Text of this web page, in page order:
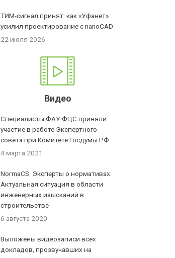
ТИМ-сигнал принят: как «Уфанет»
усилил проектирование с nanoCAD
22 июля 2026
Видео
Специалисты ФАУ ФЦС приняли
участие в работе Экспертного
совета при Комитете Госдумы РФ
4 марта 2021
NormaCS. Эксперты о нормативах.
Актуальная ситуация в области
инженерных изысканий в
строительстве
6 августа 2020
Выложены видеозаписи всех
докладов, прозвучавших на